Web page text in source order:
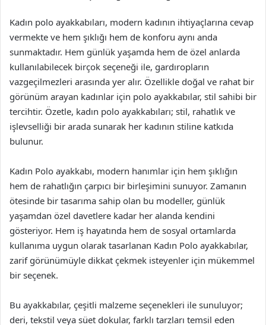
Kadın polo ayakkabıları, modern kadının ihtiyaçlarına cevap
vermekte ve hem şıklığı hem de konforu aynı anda
sunmaktadır. Hem günlük yaşamda hem de özel anlarda
kullanılabilecek birçok seçeneği ile, gardıropların
vazgeçilmezleri arasında yer alır. Özellikle doğal ve rahat bir
görünüm arayan kadınlar için polo ayakkabılar, stil sahibi bir
tercihtir. Özetle, kadın polo ayakkabıları; stil, rahatlık ve
işlevselliği bir arada sunarak her kadının stiline katkıda
bulunur.
Kadın Polo ayakkabı, modern hanımlar için hem şıklığın
hem de rahatlığın çarpıcı bir birleşimini sunuyor. Zamanın
ötesinde bir tasarıma sahip olan bu modeller, günlük
yaşamdan özel davetlere kadar her alanda kendini
gösteriyor. Hem iş hayatında hem de sosyal ortamlarda
kullanıma uygun olarak tasarlanan Kadın Polo ayakkabılar,
zarif görünümüyle dikkat çekmek isteyenler için mükemmel
bir seçenek.
Bu ayakkabılar, çeşitli malzeme seçenekleri ile sunuluyor;
deri, tekstil veya süet dokular, farklı tarzları temsil eden